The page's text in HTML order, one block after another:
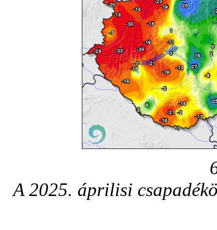
A 2025. áprilisi